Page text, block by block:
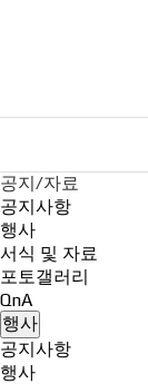
공지/자료
공지사항
행사
서식 및 자료
포토갤러리
QnA
행사
공지사항
행사